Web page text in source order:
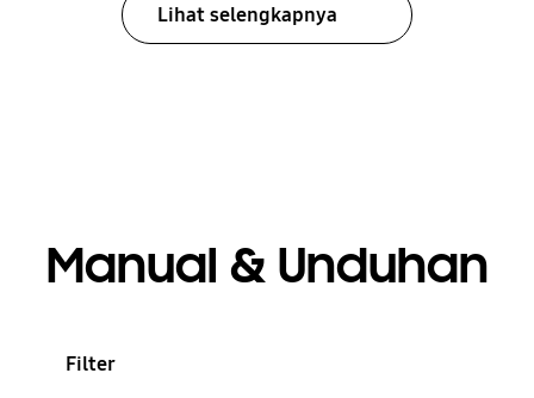
Lihat selengkapnya
Manual & Unduhan
Filter